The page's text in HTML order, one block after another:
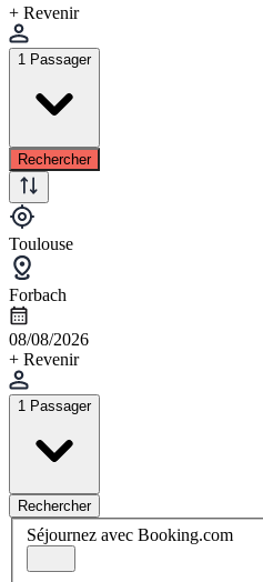
+ Revenir
1 Passager
Rechercher
Toulouse
Forbach
08/08/2026
+ Revenir
1 Passager
Rechercher
Séjournez avec Booking.com